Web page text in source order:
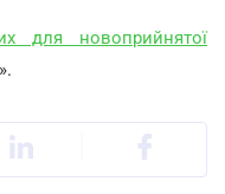
для новоприйнятої
».